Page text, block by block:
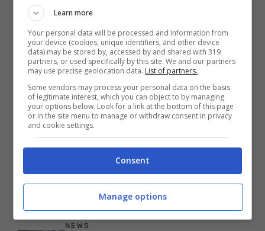
apprezzarne davvero
NEWS
Ha tenuto il figlio senza
vita in casa per due mesi:
la tragedia di Lisa Marie
NEWS
Taylor Swift: donazione
milionaria per la star per
le vittime dell’uragano
Milton
PERSONAGGI
quarant’anni fa tappa in
Italia
NEWS
Learn more
Your personal data will be processed and information from
your device (cookies, unique identifiers, and other device
data) may be stored by, accessed by and shared with 319
partners, or used specifically by this site. We and our partners
may use precise geolocation data. List of partners.
Some vendors may process your personal data on the basis
of legitimate interest, which you can object to by managing
your options below. Look for a link at the bottom of this page
or in the site menu to manage or withdraw consent in privacy
and cookie settings.
Consent
Manage options